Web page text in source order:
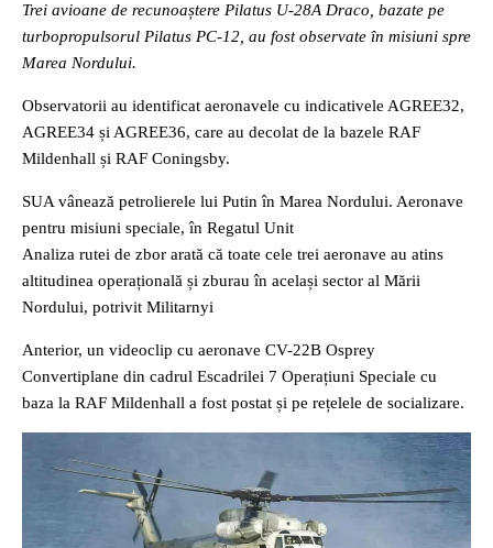
Trei avioane de recunoaștere Pilatus U-28A Draco, bazate pe
turbopropulsorul Pilatus PC-12, au fost observate în misiuni spre
Marea Nordului.
Observatorii au identificat aeronavele cu indicativele AGREE32,
AGREE34 și AGREE36, care au decolat de la bazele RAF
Mildenhall și RAF Coningsby.
SUA vânează petrolierele lui Putin în Marea Nordului. Aeronave
pentru misiuni speciale, în Regatul Unit
Analiza rutei de zbor arată că toate cele trei aeronave au atins
altitudinea operațională și zburau în același sector al Mării
Nordului, potrivit Militarnyi
Anterior, un videoclip cu aeronave CV-22B Osprey
Convertiplane din cadrul Escadrilei 7 Operațiuni Speciale cu
baza la RAF Mildenhall a fost postat și pe rețelele de socializare.